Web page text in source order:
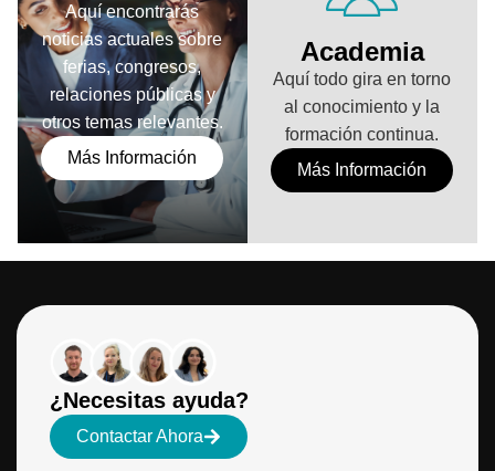
Academia
Aquí todo gira en torno
al conocimiento y la
formación continua.
Más Información
Aquí encontrarás
noticias actuales sobre
ferias, congresos,
relaciones públicas y
otros temas relevantes.
Más Información
¿Necesitas ayuda?
Contactar Ahora